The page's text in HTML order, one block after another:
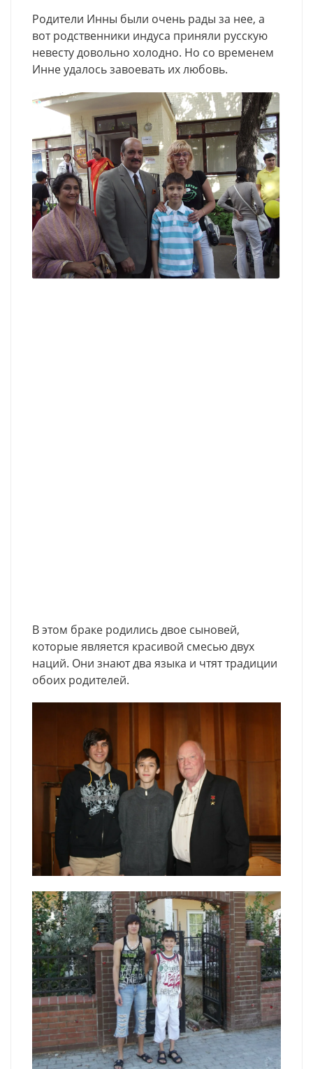
Родители Инны были очень рады за нее, а
вот родственники индуса приняли русскую
невесту довольно холодно. Но со временем
Инне удалось завоевать их любовь.
В этом браке родились двое сыновей,
которые является красивой смесью двух
наций. Они знают два языка и чтят традиции
обоих родителей.